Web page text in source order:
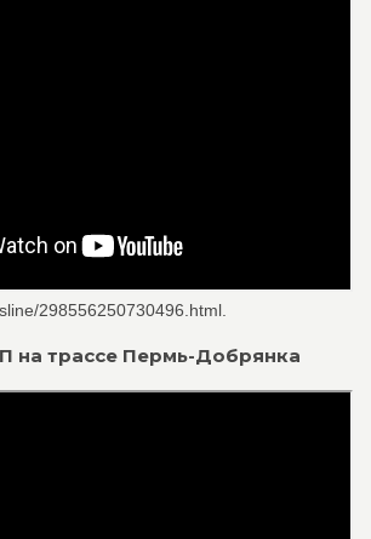
298556250730496.html.
на трассе Пермь-Добрянка